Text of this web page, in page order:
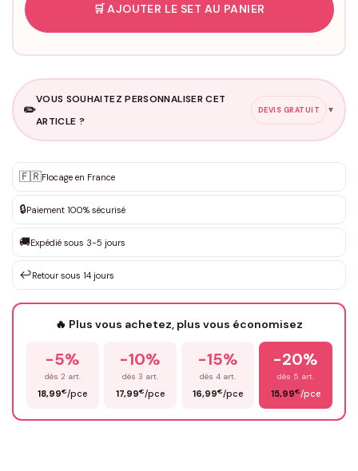
🛒 AJOUTER LE SET AU PANIER
✏️
VOUS SOUHAITEZ PERSONNALISER CET
ARTICLE ?
DEVIS GRATUIT ▼
✨ Personnalisation sur mesure
DEVIS GRATUIT · Personnalisation de 3 à 10€ selon la demande
Que souhaitez-vous ?*
Votre texte / idée*
Prénom*
🇫🇷Flocage en France
🔒Paiement 100% sécurisé
🚚Expédié sous 3-5 jours
↩️Retour sous 14 jours
🔥 Plus vous achetez, plus vous économisez
-5%
dès 2 art.
18,99€/pce
-10%
dès 3 art.
17,99€/pce
-15%
dès 4 art.
16,99€/pce
-20%
dès 5 art.
15,99€/pce